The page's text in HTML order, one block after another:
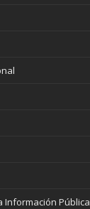
Información Pública